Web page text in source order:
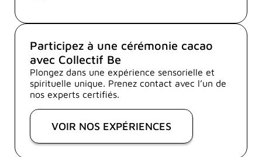
Participez à une cérémonie cacao
avec Collectif Be
Plongez dans une expérience sensorielle et
spirituelle unique. Prenez contact avec l’un de
nos experts certifiés.
VOIR NOS EXPÉRIENCES